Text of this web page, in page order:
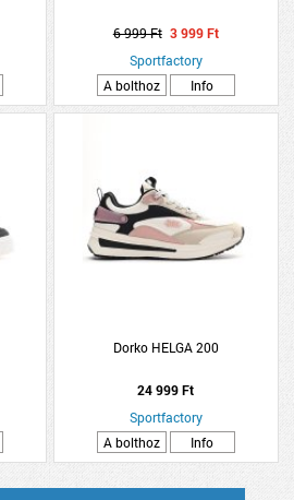
6 999 Ft 3 999 Ft
Sportfactory
A bolthoz
Info
Dorko HELGA 200
24 999 Ft
Sportfactory
A bolthoz
Info